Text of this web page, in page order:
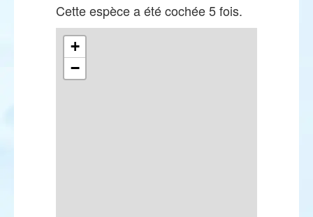
Cette espèce a été cochée 5 fois.
+
−